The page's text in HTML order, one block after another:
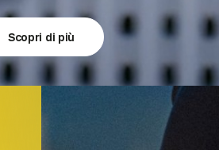
Scopri di più